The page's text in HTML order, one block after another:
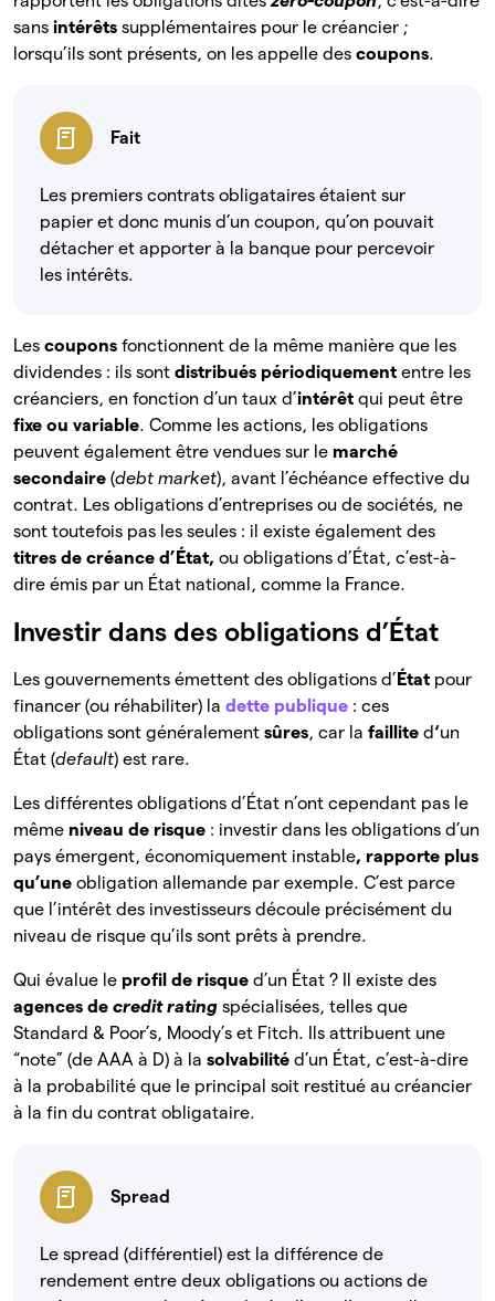
sans intérêts supplémentaires pour le créancier ;
lorsqu’ils sont présents, on les appelle des coupons.
Fait
Les premiers contrats obligataires étaient sur
papier et donc munis d’un coupon, qu’on pouvait
détacher et apporter à la banque pour percevoir
les intérêts.
Les coupons fonctionnent de la même manière que les
dividendes : ils sont distribués périodiquement entre les
créanciers, en fonction d’un taux d’intérêt qui peut être
fixe ou variable. Comme les actions, les obligations
peuvent également être vendues sur le marché
secondaire (debt market), avant l’échéance effective du
contrat. Les obligations d’entreprises ou de sociétés, ne
sont toutefois pas les seules : il existe également des
titres de créance d’État, ou obligations d’État, c’est-à-
dire émis par un État national, comme la France.
Investir dans des obligations d’État
Les gouvernements émettent des obligations d’ État pour
financer (ou réhabiliter) la dette publique : ces
obligations sont généralement sûres, car la faillite d‘un
État (default) est rare.
Les différentes obligations d’État n’ont cependant pas le
même niveau de risque : investir dans les obligations d’un
pays émergent, économiquement instable, rapporte plus
qu’une obligation allemande par exemple. C’est parce
que l’intérêt des investisseurs découle précisément du
niveau de risque qu’ils sont prêts à prendre.
Qui évalue le profil de risque d’un État ? Il existe des
agences de credit rating spécialisées, telles que
Standard & Poor’s, Moody’s et Fitch. Ils attribuent une
“note” (de AAA à D) à la solvabilité d’un État, c’est-à-dire
à la probabilité que le principal soit restitué au créancier
à la fin du contrat obligataire.
Spread
Le spread (différentiel) est la différence de
rendement entre deux obligations ou actions de